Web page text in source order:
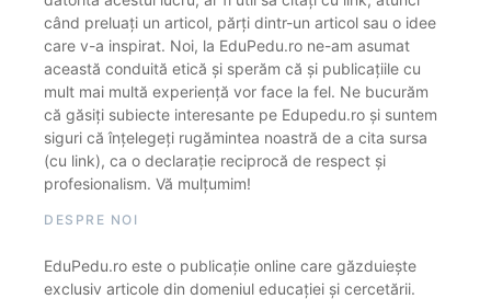
când preluați un articol, părți dintr-un articol sau o idee
care v-a inspirat. Noi, la EduPedu.ro ne-am asumat
această conduită etică și sperăm că și publicațiile cu
mult mai multă experiență vor face la fel. Ne bucurăm
că găsiți subiecte interesante pe Edupedu.ro și suntem
siguri că înțelegeți rugămintea noastră de a cita sursa
(cu link), ca o declarație reciprocă de respect și
profesionalism. Vă mulțumim!
DESPRE NOI
EduPedu.ro este o publicație online care găzduiește
exclusiv articole din domeniul educației și cercetării.